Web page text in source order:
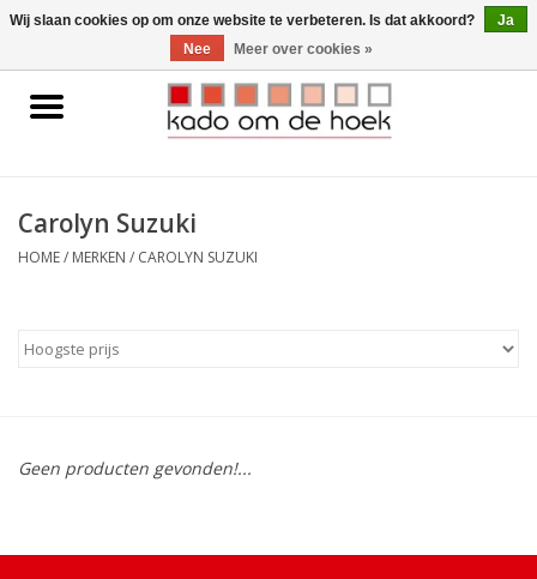
0 Artikelen - €0,00
Home
Gadgets
Carolyn Suzuki
HOME/ MERKEN / CAROLYN SUZUKI
Geen producten gevonden!...
Wij slaan cookies op om onze website te verbeteren. Is dat akkoord?
Ja
Nee
Meer over cookies »